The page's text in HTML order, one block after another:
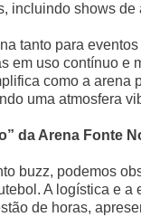
incluindo shows
tanto para
em uso contínuo e
como a arena
uma atmosfera
da Arena Fonte
buzz, podemos
A logística e
de horas,